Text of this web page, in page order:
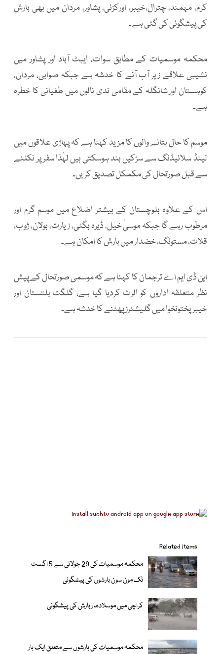
کرم، مہمند، چترال،خیبر، اورکزئی، پشاور، مردان میں بھی بارش
کی پیشگوئی کی گئی ہے۔
محکمہ موسمیات کے مطابق سوات، ایبٹ آباد اور پشاور میں
نشیبی علاقے زیر آب آنے کا خدشہ ہے جبکہ صوابی، مردان،
کوہستان اور شانگلہ کے مقامی ندی نالوں میں طغیانی کا خطرہ
ہے۔
موسم کا حال بتانے والوں کا مزید کہنا ہے کہ پہاڑی علاقوں میں
لینڈ سلائیڈنگ سے سڑکیں بند ہوسکتی ہیں لہٰذا سفر پر نکلنے
سے قبل صورتحال کی مکمکل تصدیق کریں۔
اس کے علاوہ بلوچستان کے بیشتر اضلاع میں موسم گرم اور
مرطوب رہے گا جبکہ موسیٰ خیل، ڈیرہ بگٹی، زیارت، بولان، ژوب،
قلات، مستونگ، خضدار میں بارش کا امکان ہے۔
این ڈی ایم اے ترجمان کا کہنا ہے کہ موسمی صورتحال کے پیش
نظر متعلقہ اداروں کو الرٹ کردیا گیا ہے، گلگت بلتستان اور
خیبرپختونخوا میں گلیشئرز پھٹنے کا خدشہ ہے۔
Related items
محکمہ موسمیات کی 29 جولائی سے 5 اگست
تک مون سون بارشوں کی پیشگوئی
کراچی میں موسلادھار بارش کی پیشگوئی
محکمہ موسمیات کی بارشوں سے متعلق ایک بار